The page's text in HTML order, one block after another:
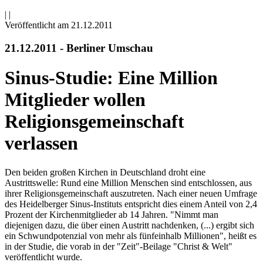
| |
Veröffentlicht am 21­.12.2011
21.12.2011 - Berliner Umschau
Sinus-Studie: Eine Million
Mitglieder wollen
Religionsgemeinschaft
verlassen
Den beiden großen Kirchen in Deutschland droht eine
Austrittswelle: Rund eine Million Menschen sind entschlossen, aus
ihrer Religionsgemeinschaft auszutreten. Nach einer neuen Umfrage
des Heidelberger Sinus-Instituts entspricht dies einem Anteil von 2,4
Prozent der Kirchenmitglieder ab 14 Jahren. "Nimmt man
diejenigen dazu, die über einen Austritt nachdenken, (...) ergibt sich
ein Schwundpotenzial von mehr als fünfeinhalb Millionen", heißt es
in der Studie, die vorab in der "Zeit"-Beilage "Christ & Welt"
veröffentlicht wurde.